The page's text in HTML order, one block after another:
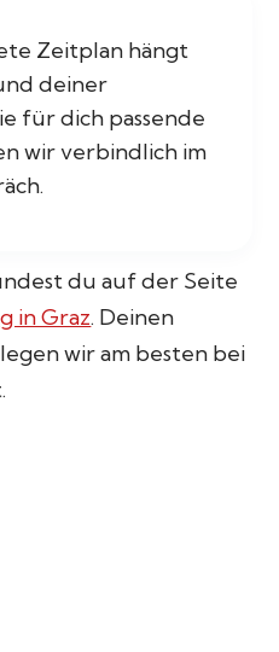
Zeitplan hängt
deiner
für dich passende
wir verbindlich im
du auf der Seite
in Graz. Deinen
wir am besten bei